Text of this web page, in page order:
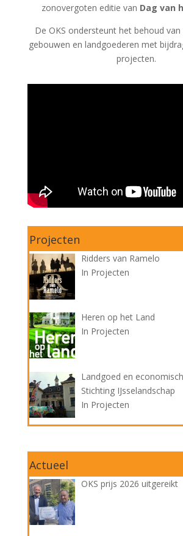
zonovergoten editie van Dag van
De OKS ondersteunt het behoud
gebouwen en landgoederen met
projecten.
Projecten
Ridders van Ramelo
In Projecten
Heren op het Land
In Projecten
Landgoed en
Stichting IJsselandschap
In Projecten
Actueel
OKS prijs 2026 uitgereikt